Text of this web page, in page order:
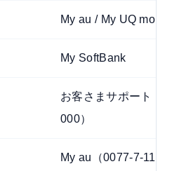
My au / My UQ mobile
My SoftBank
お客さまサポート（
000）
My au（0077-7-111）